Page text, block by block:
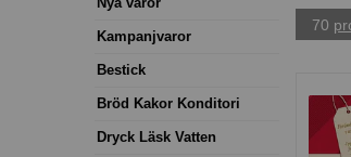
Kampanjvaror
Bestick
Bröd Kakor Konditori
Dryck Läsk Vatten
70